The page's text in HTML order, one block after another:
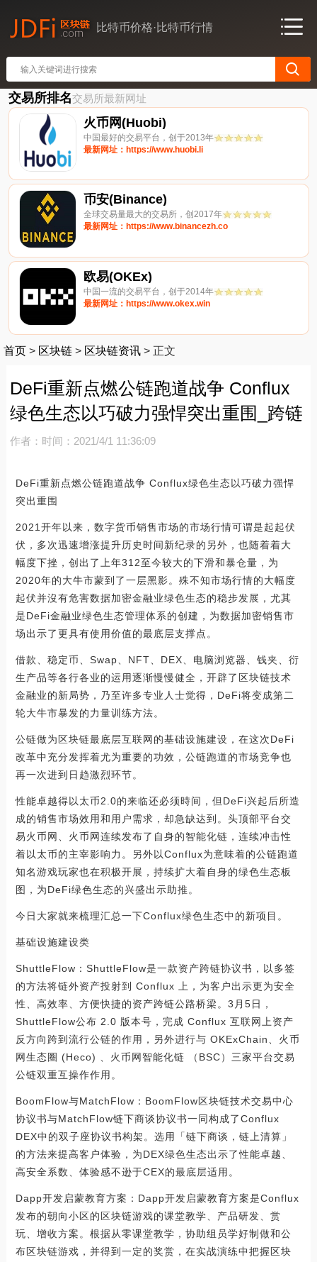
比特币价格·比特币行情
交易所排名交易所最新网址
火币网(Huobi)
中国最好的交易平台，创于2013年
最新网址：https://www.huobi.li
币安(Binance)
全球交易量最大的交易所，创2017年
最新网址：https://www.binancezh.co
欧易(OKEx)
中国一流的交易平台，创于2014年
最新网址：https://www.okex.win
首页 > 区块链 > 区块链资讯 > 正文
DeFi重新点燃公链跑道战争 Conflux
绿色生态以巧破力强悍突出重围_跨链
作者： 时间：2021/4/1 11:36:09
DeFi重新点燃公链跑道战争 Conflux绿色生态以巧破力强悍
突出重围
2021开年以来，数字货币销售市场的市场行情可谓是起起伏
伏，多次迅速增涨提升历史时间新纪录的另外，也随着着大
幅度下挫，创出了上年312至今较大的下滑和暴仓量，为
2020年的大牛市蒙到了一层黑影。殊不知市场行情的大幅度
起伏并沒有危害数据加密金融业绿色生态的稳步发展，尤其
是DeFi金融业绿色生态管理体系的创建，为数据加密销售市
场出示了更具有使用价值的最底层支撑点。
借款、稳定币、Swap、NFT、DEX、电脑浏览器、钱夹、衍
生产品等各行各业的运用逐渐慢慢健全，开辟了区块链技术
金融业的新局势，乃至许多专业人士觉得，DeFi将变成第二
轮大牛市暴发的力量训练方法。
公链做为区块链最底层互联网的基础设施建设，在这次DeFi
改革中充分发挥着尤为重要的功效，公链跑道的市场竞争也
再一次进到日趋激烈环节。
性能卓越得以太币2.0的来临还必须時间，但DeFi兴起后所造
成的销售市场效用和用户需求，却急缺达到。头顶部平台交
易火币网、火币网连续发布了自身的智能化链，连续冲击性
着以太币的主宰影响力。另外以Conflux为意味着的公链跑道
知名游戏玩家也在积极开展，持续扩大着自身的绿色生态板
图，为DeFi绿色生态的兴盛出示助推。
今日大家就来梳理汇总一下Conflux绿色生态中的新项目。
基础设施建设类
ShuttleFlow：ShuttleFlow是一款资产跨链协议书，以多签
的方法将链外资产投射到 Conflux 上，为客户出示更为安全
性、高效率、方便快捷的资产跨链公路桥梁。3月5日，
ShuttleFlow公布 2.0 版本号，完成 Conflux 互联网上资产
反方向跨到流行公链的作用，另外进行与 OKExChain、火币
网生态圈 (Heco) 、火币网智能化链 （BSC）三家平台交易
公链双重互操作作用。
BoomFlow与MatchFlow：BoomFlow区块链技术交易中心
协议书与MatchFlow链下商谈协议书一同构成了Conflux
DEX中的双子座协议书构架。选用「链下商谈，链上清算」
的方法来提高客户体验，为DEX绿色生态出示了性能卓越、
高安全系数、体验感不逊于CEX的最底层适用。
Dapp开发启蒙教育方案：Dapp开发启蒙教育方案是Conflux
发布的朝向小区的区块链游戏的课堂教学、产品研发、赏
玩、增收方案。根据从零课堂教学，协助组员学好制做和公
布区块链游戏，并得到一定的奖赏，在实战演练中把握区块